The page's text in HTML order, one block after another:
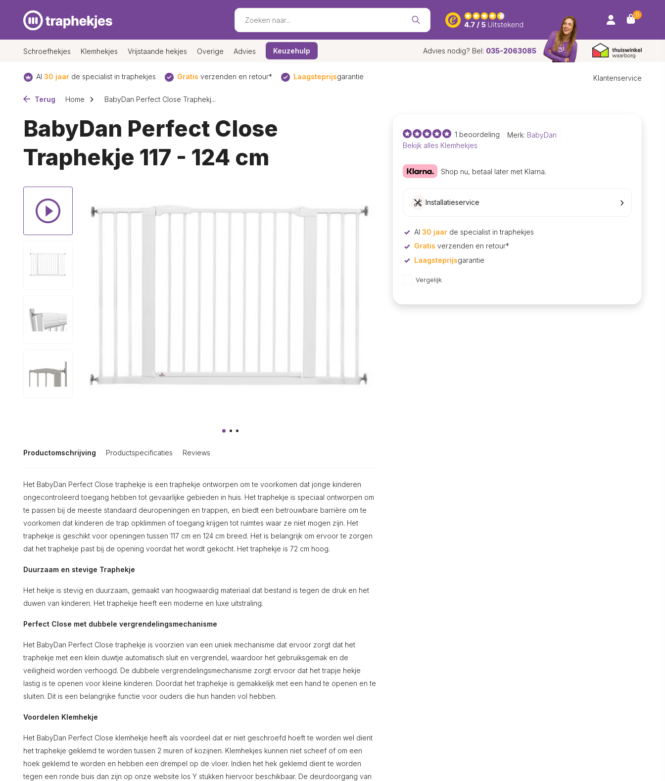
0
Schroefhekjes Klemhekjes Vrijstaande hekjes Overige Advies Keuzehulp Advies nodig? Bel: 035-2063085
Al 30 jaar de specialist in traphekjes Gratis verzenden en retour* Laagsteprijsgarantie Klantenservice
Terug Home BabyDan Perfect Close Traphekj...
BabyDan Perfect Close
Traphekje 117 - 124 cm
Productomschrijving Productspecificaties Reviews
Het BabyDan Perfect Close traphekje is een traphekje ontworpen om te voorkomen dat jonge kinderen
ongecontroleerd toegang hebben tot gevaarlijke gebieden in huis. Het traphekje is speciaal ontworpen om
te passen bij de meeste standaard deuropeningen en trappen, en biedt een betrouwbare barrière om te
voorkomen dat kinderen de trap opklimmen of toegang krijgen tot ruimtes waar ze niet mogen zijn. Het
traphekje is geschikt voor openingen tussen 117 cm en 124 cm breed. Het is belangrijk om ervoor te zorgen
dat het traphekje past bij de opening voordat het wordt gekocht. Het traphekje is 72 cm hoog.
Duurzaam en stevige Traphekje
Het hekje is stevig en duurzaam, gemaakt van hoogwaardig materiaal dat bestand is tegen de druk en het
duwen van kinderen. Het traphekje heeft een moderne en luxe uitstraling.
Perfect Close met dubbele vergrendelingsmechanisme
Het BabyDan Perfect Close traphekje is voorzien van een uniek mechanisme dat ervoor zorgt dat het
traphekje met een klein duwtje automatisch sluit en vergrendel, waardoor het gebruiksgemak en de
veiligheid worden verhoogd. De dubbele vergrendelingsmechanisme zorgt ervoor dat het trapje hekje
lastig is te openen voor kleine kinderen. Doordat het traphekje is gemakkelijk met een hand te openen en te
sluiten. Dit is een belangrijke functie voor ouders die hun handen vol hebben.
Voordelen Klemhekje
Het BabyDan Perfect Close klemhekje heeft als voordeel dat er niet geschroefd hoeft te worden wel dient
het traphekje geklemd te worden tussen 2 muren of kozijnen. Klemhekjes kunnen niet scheef of om een
hoek geklemd te worden en hebben een drempel op de vloer. Indien het hek geklemd dient te worden
tegen een ronde buis dan zijn op onze website los Y stukken hiervoor beschikbaar. De deurdoorgang van
1 beoordeling Merk: BabyDan
Bekijk alles Klemhekjes
Shop nu, betaal later met Klarna.
Installatieservice ›
Al 30 jaarde specialist in traphekjes
Gratis verzenden en retour*
Laagsteprijsgarantie
Vergelijk